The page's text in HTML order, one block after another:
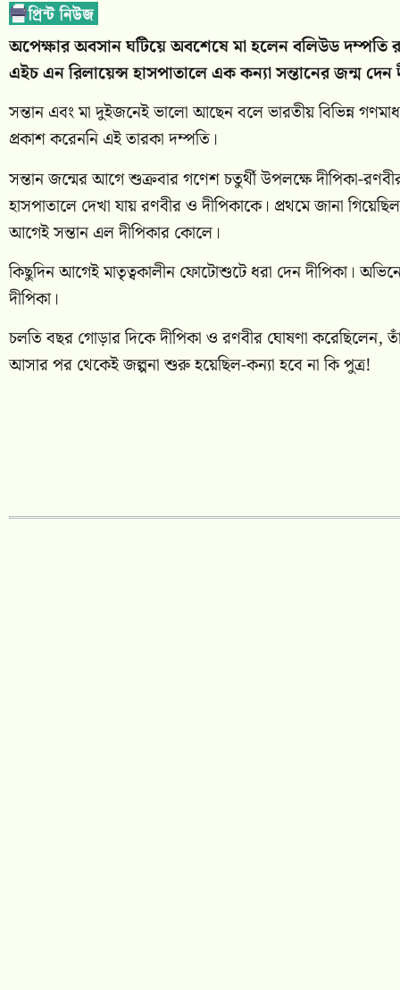
অপেক্ষার অবসান ঘটিয়ে অবশেষে মা হলেন বলিউড দম্পতি
এইচ এন রিলায়েন্স হাসপাতালে এক কন্যা সন্তানের জন্ম দেন
সন্তান এবং মা দুইজনেই ভালো আছেন বলে ভারতীয় বিভিন্ন
প্রকাশ করেননি এই তারকা দম্পতি।
সন্তান জন্মের আগে শুক্রবার গণেশ চতুর্থী উপলক্ষে দীপিকা-
হাসপাতালে দেখা যায় রণবীর ও দীপিকাকে। প্রথমে জানা
আগেই সন্তান এল দীপিকার কোলে।
কিছুদিন আগেই মাতৃত্বকালীন ফোটোশুটে ধরা দেন দীপিকা।
দীপিকা।
চলতি বছর গোড়ার দিকে দীপিকা ও রণবীর ঘোষণা করেছিলেন,
আসার পর থেকেই জল্পনা শুরু হয়েছিল-কন্যা হবে না কি পুত্র!